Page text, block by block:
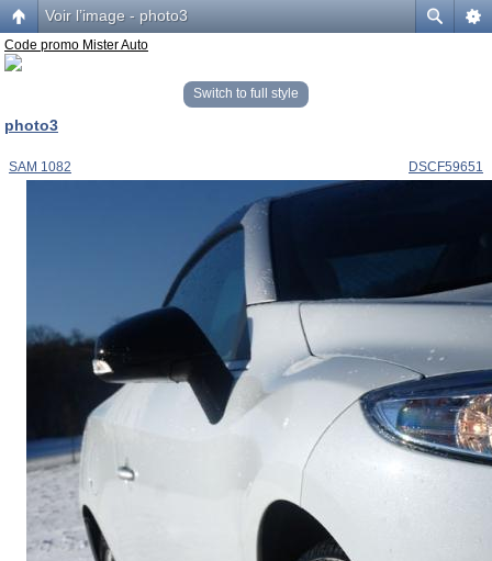
Voir l’image - photo3
Code promo Mister Auto
Switch to full style
photo3
SAM 1082 DSCF59651